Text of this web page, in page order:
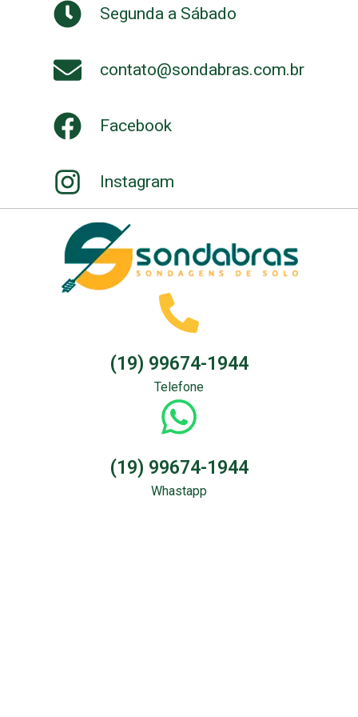
Segunda a Sábado
contato@sondabras.com.br
Facebook
Instagram
(19) 99674-1944
Telefone
(19) 99674-1944
Whastapp